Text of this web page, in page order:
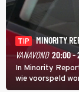
TIP
MINORITY
VANAVOND 20:00 -
In Minority
wie voorspeld